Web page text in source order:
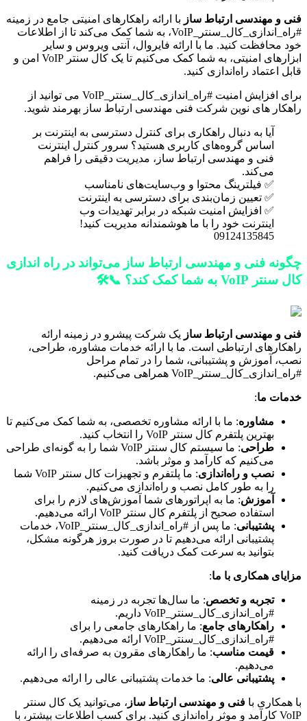
فنی و مهندسی ارتباط ساز با ارائه راهکارهای امنیتی جامع در زمینه
#راه_اندازی_کال_سنتر_VoIP، به شما کمک می‌کند تا از اطلاعات
خود محافظت کنید. ما با ارائه فایروال، آنتی ویروس و سایر
ابزارهای امنیتی، به شما کمک می‌کنیم تا یک کال سنتر VoIP امن و
قابل اعتماد راه‌اندازی کنید.
برای افزایش امنیت #راه_اندازی_کال_سنتر_VoIP می توانید از
راهکار های نوین شرکت فنی مهندسی ارتباط ساز بهرمند شوید.
آیا به دنبال راهکاری برای کنترل دسترسی به اینترنت بر
اساس گروه‌های کاربری هستید؟ سرور کنترل اینترنت
فنی و مهندسی ارتباط ساز، مدیریت دقیقی را فراهم
می‌کند.
✅ فیلترینگ محتوا و وب‌سایت‌های نامناسب
✅ تعیین زمان‌بندی برای دسترسی به اینترنت
✅ افزایش امنیت شبکه در برابر تهدیدات وب
اینترنت خود را با ما هوشمندانه مدیریت کنید!
09124135845
چگونه فنی و مهندسی ارتباط ساز می‌تواند در راه اندازی
کال سنتر VoIP به شما کمک کند؟ 📞🛠️
فنی و مهندسی ارتباط ساز یک شرکت پیشرو در زمینه ارائه
راهکارهای ارتباطی است. ما با ارائه خدمات مشاوره، طراحی،
نصب، آموزش و پشتیبانی، شما را در تمام مراحل
#راه_اندازی_کال_سنتر_VoIP همراهی می‌کنیم.
خدمات ما:
مشاوره: ما با ارائه مشاوره تخصصی، به شما کمک می‌کنیم تا
بهترین پلتفرم کال سنتر VoIP را انتخاب کنید.
طراحی
: ما سیستم کال سنتر VoIP شما را به گونه‌ای طراحی
می‌کنیم که کارآمد و موثر باشد.
نصب و راه‌اندازی
: ما پلتفرم و تجهیزات کال سنتر VoIP شما
را به طور کامل نصب و راه‌اندازی می‌کنیم.
آموزش: ما به اپراتورهای شما آموزش‌های لازم را برای
استفاده صحیح از پلتفرم کال سنتر VoIP ارائه می‌دهیم.
پشتیبانی
: ما پس از #راه_اندازی_کال_سنتر_VoIP، خدمات
پشتیبانی ارائه می‌دهیم تا در صورت بروز هرگونه مشکل،
بتوانید به سرعت کمک دریافت کنید.
مزایای همکاری با ما:
تجربه و تخصص: ما سال‌ها تجربه در زمینه
#راه_اندازی_کال_سنتر_VoIP داریم.
راهکارهای جامع: ما راهکارهای جامعی را برای
#راه_اندازی_کال_سنتر_VoIP ارائه می‌دهیم.
قیمت مناسب: ما راهکارهای مقرون به صرفه‌ای را ارائه
می‌دهیم.
پشتیبانی عالی: ما خدمات پشتیبانی عالی را ارائه می‌دهیم.
با همکاری با فنی و مهندسی ارتباط ساز ، می‌توانید یک کال سنتر
VoIP کارآمد و موثر راه‌اندازی کنید. برای کسب اطلاعات بیشتر، با